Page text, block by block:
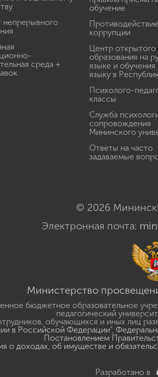
непрерывного
среда +
обучение
Противодействие
коррупции
Центр открытого
образования на
языке и
языку в
Психолого-
классы
Служба
сопровождения
Мининского
Ответы на часто
задаваемые
© 2026
Электронная почта:
Министерство
бюджетное образовательное
педагогический
обучающихся и иных лиц
в Российской Федерации",
Постановлением
о доходах, об имуществе и
Разработано в